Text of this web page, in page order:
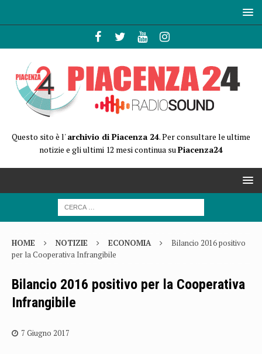
Questo sito è l'archivio di Piacenza 24. Per consultare le ultime
notizie e gli ultimi 12 mesi continua suPiacenza24
HOME NOTIZIE ECONOMIA
Bilancio 2016 positivo
per la Cooperativa Infrangibile
Bilancio 2016 positivo per la Cooperativa
Infrangibile
7 Giugno 2017